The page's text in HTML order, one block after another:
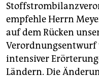
empfehle Herrn
auf dem Rücken
Verordnungsentwurf
intensiver
Ländern. Die